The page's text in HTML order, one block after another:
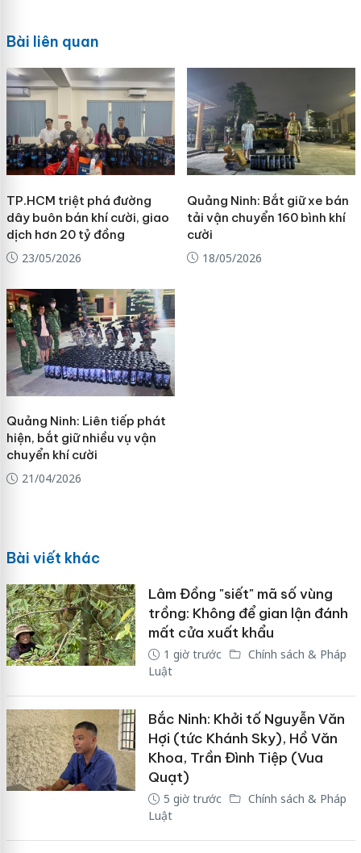
Bài liên quan
TP.HCM triệt phá đường
dây buôn bán khí cười, giao
dịch hơn 20 tỷ đồng
23/05/2026
Quảng Ninh: Bắt giữ xe bán
tải vận chuyển 160 bình khí
cười
18/05/2026
Quảng Ninh: Liên tiếp phát
hiện, bắt giữ nhiều vụ vận
chuyển khí cười
21/04/2026
Bài viết khác
Lâm Đồng "siết" mã số vùng
trồng: Không để gian lận đánh
mất cửa xuất khẩu
1 giờ trước
Chính sách & Pháp
Luật
Bắc Ninh: Khởi tố Nguyễn Văn
Hợi (tức Khánh Sky), Hồ Văn
Khoa, Trần Đình Tiệp (Vua
Quạt)
5 giờ trước
Chính sách & Pháp
Luật